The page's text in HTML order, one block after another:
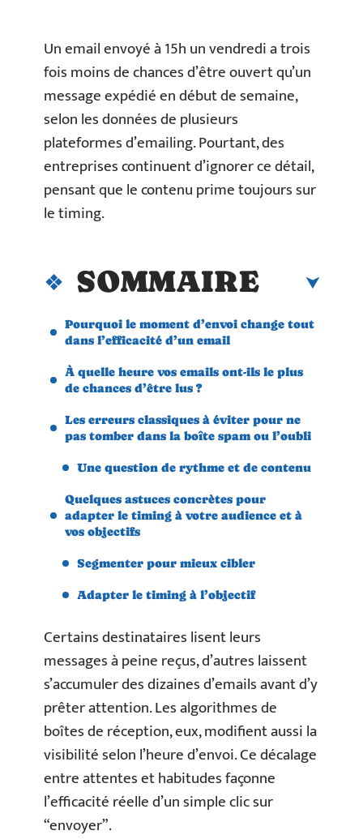
Un email envoyé à 15h un vendredi a trois
fois moins de chances d’être ouvert qu’un
message expédié en début de semaine,
selon les données de plusieurs
plateformes d’emailing. Pourtant, des
entreprises continuent d’ignorer ce détail,
pensant que le contenu prime toujours sur
le timing.
SOMMAIRE
Pourquoi le moment d’envoi change tout
dans l’efficacité d’un email
À quelle heure vos emails ont-ils le plus
de chances d’être lus ?
Les erreurs classiques à éviter pour ne
pas tomber dans la boîte spam ou l’oubli
Une question de rythme et de contenu
Quelques astuces concrètes pour
adapter le timing à votre audience et à
vos objectifs
Segmenter pour mieux cibler
Adapter le timing à l’objectif
Certains destinataires lisent leurs
messages à peine reçus, d’autres laissent
s’accumuler des dizaines d’emails avant d’y
prêter attention. Les algorithmes de
boîtes de réception, eux, modifient aussi la
visibilité selon l’heure d’envoi. Ce décalage
entre attentes et habitudes façonne
l’efficacité réelle d’un simple clic sur
“envoyer”.